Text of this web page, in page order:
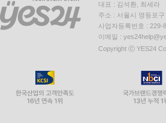
대표 : 김석환, 최세라
주소 : 서울시 영등포
사업자등록번호 :
이메일 :
Copyright ⓒ YES24